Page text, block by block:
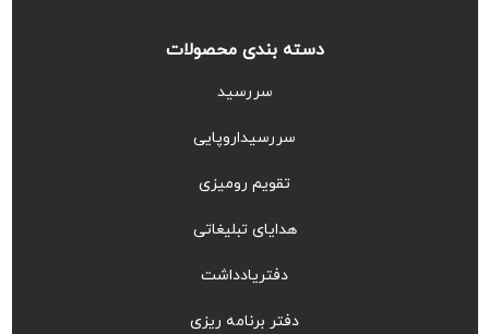
دسته بندی محصولات
سررسید
سررسیداروپایی
تقویم رومیزی
هدایای تبلیغاتی
دفتریادداشت
دفتر برنامه ریزی